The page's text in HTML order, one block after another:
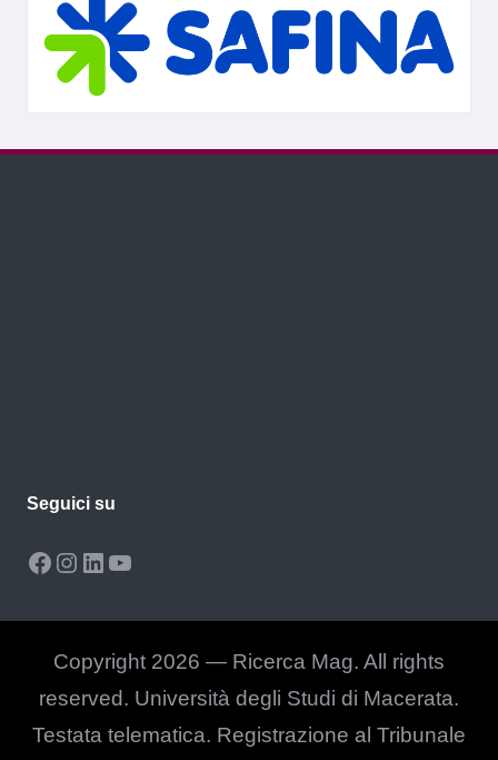
Seguici su
Facebook
Instagram
LinkedIn
YouTube
Copyright 2026 — Ricerca Mag. All rights
reserved. Università degli Studi di Macerata.
Testata telematica. Registrazione al Tribunale